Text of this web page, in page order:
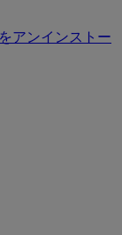
アンインストー